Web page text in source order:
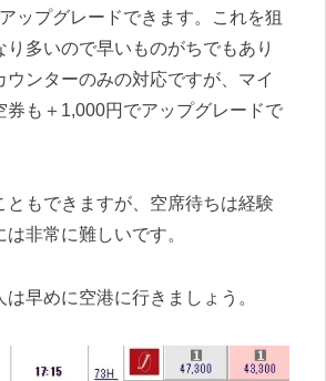
ップグレードできます。これを狙
り多いので早いものがちでもあり
ウンターのみの対応ですが、マイ
券も＋1,000円でアップグレードで
ともできますが、空席待ちは経験
は非常に難しいです。
早めに空港に行きましょう。